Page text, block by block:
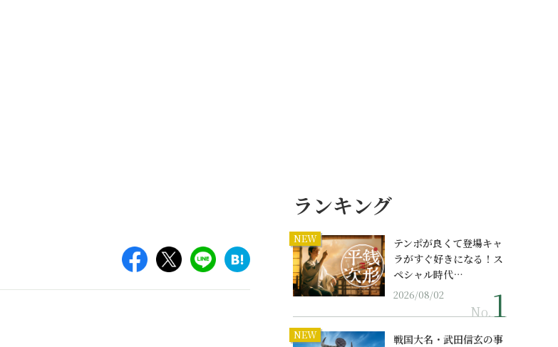
ランキング
NEW
テンポが良くて登場キャ
ラがすぐ好きになる！ス
ペシャル時代…
2026/08/02
No.
NEW
戦国大名・武田信玄の事